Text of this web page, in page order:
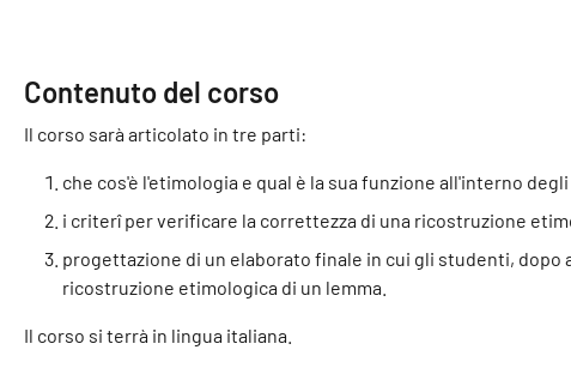
Contenuto del corso
Il corso sarà articolato in tre parti:
che cos'è l'etimologia e qual è la sua funzione all'interno
i criterî per verificare la correttezza di una ricostruzione
progettazione di un elaborato finale in cui gli studenti,
ricostruzione etimologica di un lemma.
Il corso si terrà in lingua italiana.